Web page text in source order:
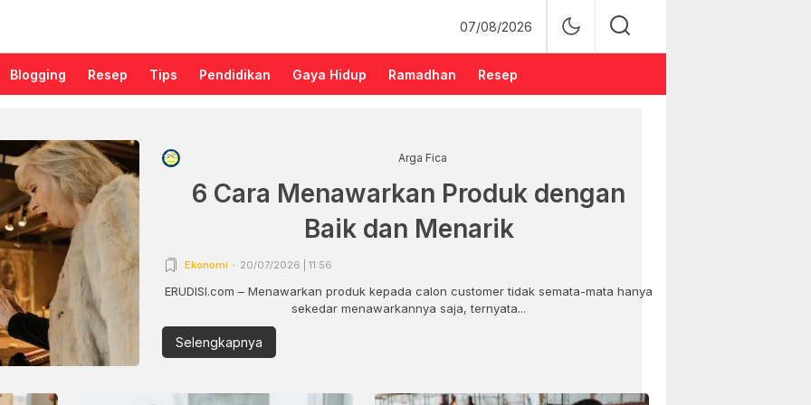
07/08/2026
Blogging Resep Tips Pendidikan Gaya Hidup Ramadhan Resep
Arga Fica
6 Cara Menawarkan Produk dengan
Baik dan Menarik
Ekonomi 20/07/2026 | 11:56
ERUDISI.com – Menawarkan produk kepada calon customer tidak semata-mata hanya
sekedar menawarkannya saja, ternyata...
Selengkapnya